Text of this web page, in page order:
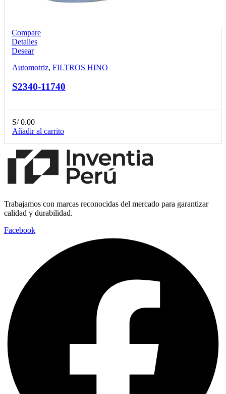
Compare
Detalles
Desear
Automotriz, FILTROS HINO
S2340-11740
S/0.00
Añadir al carrito
Trabajamos con marcas reconocidas del mercado para garantizar
calidad y durabilidad.
Facebook